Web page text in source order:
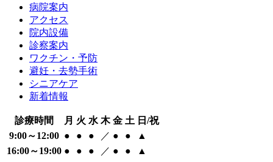
病院案内
アクセス
院内設備
診察案内
ワクチン・予防
避妊・去勢手術
シニアケア
新着情報
診療時間 月 火 水 木 金 土 日/祝
9:00～12:00 ● ● ● ／ ● ●
▲
16:00～19:00 ● ● ● ／ ● ● ▲